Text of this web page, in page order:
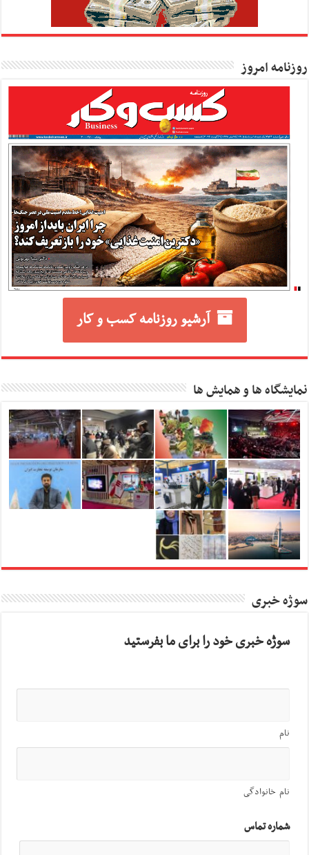
روزنامه امروز
آرشیو روزنامه کسب و کار
نمایشگاه ها و همایش ها
سوژه خبری
سوژه خبری خود را برای ما بفرستید
نام
نام خانوادگی
شماره تماس